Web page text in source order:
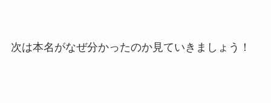
次は本名がなぜ分かったのか見ていきましょう！